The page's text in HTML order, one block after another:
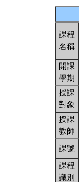
課程
名稱
開課
學期
授課
對象
授課
教師
課號
課程
識別